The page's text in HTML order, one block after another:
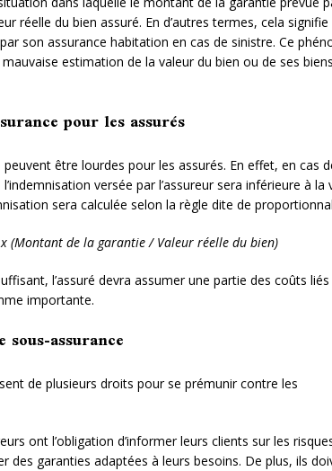
réelle du bien assuré. En d’autres termes, cela signifie
son assurance habitation en cas de sinistre. Ce
estimation de la valeur du bien ou de ses biens
pour les assurés
être lourdes pour les assurés. En effet, en cas
versée par l’assureur sera inférieure à la
sera calculée selon la règle dite de
(Montant de la garantie / Valeur réelle du bien)
l’assuré devra assumer une partie des coûts liés
importante.
assurance
de plusieurs droits pour se prémunir contre les
ont l’obligation d’informer leurs clients sur les
des garanties adaptées à leurs besoins. De plus, ils